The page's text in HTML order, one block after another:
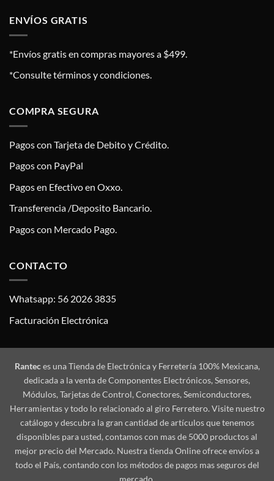
ENVÍOS GRATIS
*Envíos gratis en compras mayores a $499.
*Consulte términos y condiciones.
COMPRA SEGURA
Pagos con Tarjeta de Debito y Crédito.
Pagos con PayPal
Pagos en Efectivo en Oxxo.
Transferencia /Deposito Bancario.
Pagos con Mercado Pago.
CONTACTO
Whatsapp: 56 2026 3835
Facturación Electrónica
Ranteces una Tienda de Electrónica y Ferretería 100% Mexicana,
dedicada a la venta de Componentes Electrónicos, Sensores,
Módulos, Tarjetas de Control, Conectores, Semiconductores,
Herramientas y todo lo relacionado al giro Ferretero. Visite nuestro
catálogo y descubra la gran cantidad de artículos que tenemos
disponibles para usted, contamos con mas de 5000 productos al
mejor precio del Mercado. Nuestra tienda Online ofrece envíos a
todo el País, contando con los métodos de pagos mas seguros del
mercado.